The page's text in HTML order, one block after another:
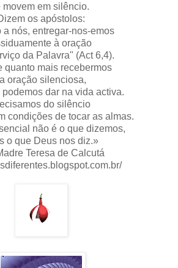
movem em silêncio.
os apóstolos:
a nós, entregar-nos-emos
à oração
da Palavra" (Act 6,4).
quanto mais recebermos
oração silenciosa,
dar na vida activa.
do silêncio
condições de tocar as almas.
não é o que dizemos,
o que Deus nos diz.»
Teresa de Calcutá